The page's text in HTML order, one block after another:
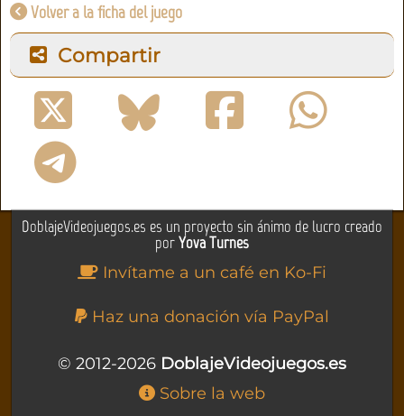
Volver a la ficha del juego
Compartir
DoblajeVideojuegos.es es un proyecto sin ánimo de lucro creado
porYova Turnes
Invítame a un café en Ko-Fi
Haz una donación vía PayPal
© 2012-2026 DoblajeVideojuegos.es
Sobre la web